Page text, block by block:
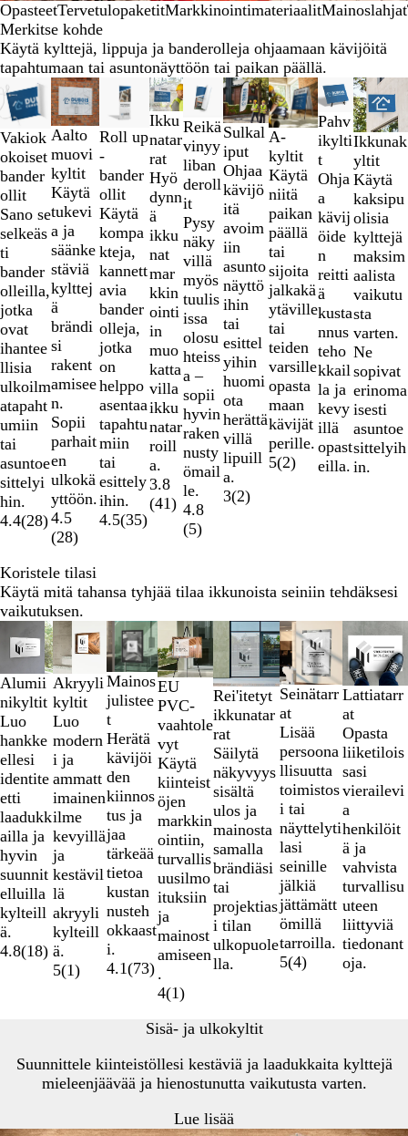
OpasteetTervetulopaketitMarkkinointimateriaalitMainoslahjat
Merkitse kohde
Käytä kylttejä, lippuja ja banderolleja ohjaamaan kävijöitä
tapahtumaan tai asuntonäyttöön tai paikan päällä.
Uudet vaihtoehdot
Vakiok
okoiset
bander
ollit
Sano se
selkeäs
ti
bander
olleilla,
jotka
ovat
ihantee
llisia
ulkoilm
atapaht
umiin
tai
asuntoe
sittelyi
hin.
4.4(28)
Uudet vaihtoehdot
Aalto
muovi
kyltit
Käytä
tukevi
a ja
säänke
stäviä
kylttej
ä
brändi
si
rakent
amisee
n.
Sopii
parhait
en
ulkokä
yttöön.
4.5
(28)
Roll up
-
bander
ollit
Käytä
kompa
kteja,
kannett
avia
bander
olleja,
jotka
on
helppo
asentaa
tapahtu
miin
tai
esittely
ihin.
4.5(35)
Uudet vaihtoehdot
Ikku
natar
rat
Hyö
dynn
ä
ikku
nat
mar
kkin
ointi
in
muo
katta
villa
ikku
natar
roill
a.
3.8
(41)
Uudet vaihtoehdot
Reikä
vinyy
liban
deroll
it
Pysy
näky
villä
myös
tuulis
issa
olosu
hteiss
a –
sopii
hyvin
raken
nusty
ömail
le.
4.8
(5)
Sulkal
iput
Ohjaa
kävijö
itä
avoim
iin
asunto
näyttö
ihin
tai
esittel
yihin
huomi
ota
herättä
villä
lipuill
a.
3(2)
A-
kyltit
Käytä
niitä
paikan
päällä
tai
sijoita
jalkakä
ytäville
tai
teiden
varsille
opasta
maan
kävijät
perille.
5(2)
Uudet
Pahv
ikylti
t
Ohja
a
kävij
öide
n
reitti
ä
kusta
nnus
teho
kkail
la ja
kevy
illä
opast
eilla.
Ikkunak
yltit
Käytä
kaksipu
olisia
kylttejä
maksim
aalista
vaikutu
sta
varten.
Ne
sopivat
erinoma
isesti
asuntoe
sittelyih
in.
Diat
1
–
2
/
9
Koristele tilasi
Käytä mitä tahansa tyhjää tilaa ikkunoista seiniin tehdäksesi
vaikutuksen.
Uudet vaihtoehdot
Alumii
nikyltit
Luo
hankke
ellesi
identite
etti
laadukk
ailla ja
hyvin
suunnit
elluilla
kylteill
ä.
4.8(18)
Uudet vaihtoehdot
Akryyli
kyltit
Luo
modern
i ja
ammatt
imainen
ilme
kevyillä
ja
kestävil
lä
akryyli
kylteill
ä.
5(1)
Mainos
julistee
t
Herätä
kävijöi
den
kiinnos
tus ja
jaa
tärkeää
tietoa
kustan
nusteh
okkaast
i.
4.1(73)
Uudet vaihtoehdot
EU
PVC-
vaahtole
vyt
Käytä
kiinteist
öjen
markkin
ointiin,
turvallis
uusilmo
ituksiin
ja
mainost
amiseen
.
4(1)
Rei'itetyt
ikkunatar
rat
Säilytä
näkyvyys
sisältä
ulos ja
mainosta
samalla
brändiäsi
tai
projektias
i tilan
ulkopuole
lla.
Uudet vaihtoehdot
Seinätarr
at
Lisää
persoona
llisuutta
toimistos
i tai
näyttelyti
lasi
seinille
jälkiä
jättämätt
ömillä
tarroilla.
5(4)
Lattiatarr
at
Opasta
liiketilois
sasi
vierailevi
a
henkilöit
ä ja
vahvista
turvallisu
uteen
liittyviä
tiedonant
oja.
2
/
7
Sisä- ja ulkokyltit
Suunnittele kiinteistöllesi kestäviä ja laadukkaita kylttejä
mieleenjäävää ja hienostunutta vaikutusta varten.
Lue lisää